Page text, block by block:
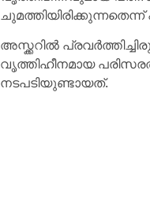
അസ്ക്കറിൽ
വൃത്തിഹീനമായ
നടപടിയുണ്ടായത്.